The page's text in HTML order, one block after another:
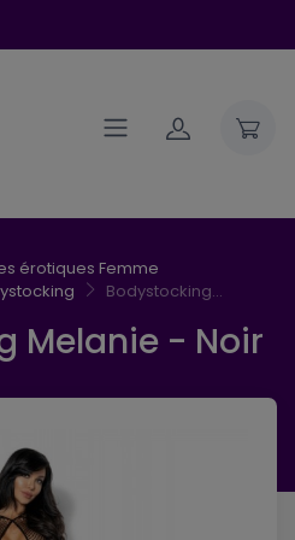
érotiques Femme
Bodystocking...
Melanie - Noir